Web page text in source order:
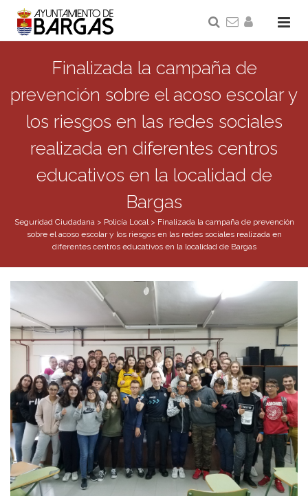
Finalizada la campaña de
prevención sobre el acoso escolar y
los riesgos en las redes sociales
realizada en diferentes centros
educativos en la localidad de
Bargas
Seguridad Ciudadana> Policía Local> Finalizada la campaña de prevención
sobre el acoso escolar y los riesgos en las redes sociales realizada en
diferentes centros educativos en la localidad de Bargas